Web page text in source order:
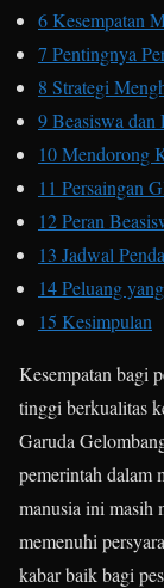
6Kesempatan
7 Pentingnya
8 Strategi
9Beasiswa dan
10Mendorong
11 Persaingan
12Peran
13 Jadwal
14Peluang
15 Kesimpulan
Kesempatan bagi
tinggi berkualitas
Garuda
pemerintah dalam
manusia ini masih
memenuhi
kabar baik bagi